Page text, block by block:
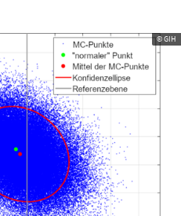
© GIH